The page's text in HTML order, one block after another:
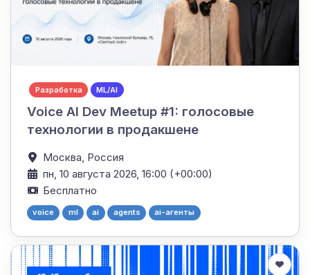
Разработка ML/AI
Voice AI Dev Meetup #1: голосовые
технологии в продакшене
Москва, Россия
пн, 10 августа 2026, 16:00 (+00:00)
Бесплатно
voice ml ai agents ai-агенты